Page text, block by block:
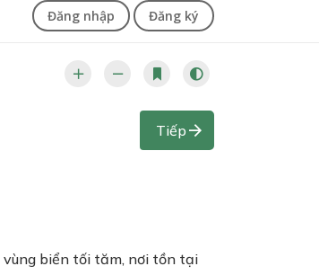
Đăng nhập Đăng ký
Tiếp
vùng biển tối tăm, nơi tồn tại